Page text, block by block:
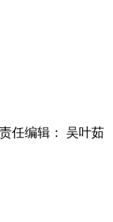
责任编辑： 吴叶茹